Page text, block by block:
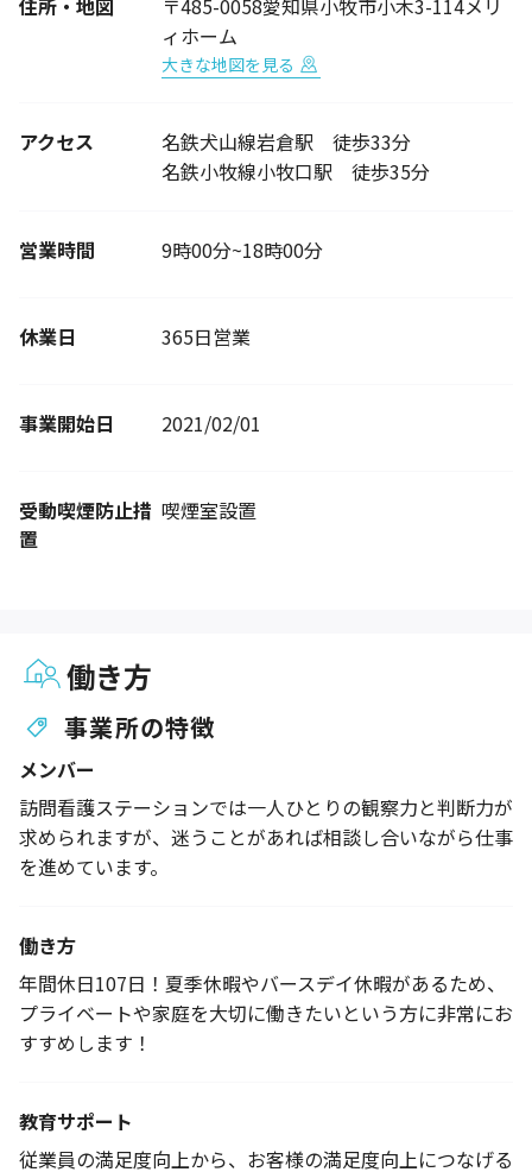
住所・地図
〒485-0058愛知県小牧市小木3-114メリ
ィホーム
大きな地図を見る
アクセス
名鉄犬山線岩倉駅 徒歩33分
名鉄小牧線小牧口駅 徒歩35分
営業時間 9時00分~18時00分
休業日 365日営業
事業開始日 2021/02/01
受動喫煙防止措
置
喫煙室設置
働き方
事業所の特徴
メンバー
訪問看護ステーションでは一人ひとりの観察力と判断力が
求められますが、迷うことがあれば相談し合いながら仕事
を進めています。
働き方
年間休日107日！夏季休暇やバースデイ休暇があるため、
プライベートや家庭を大切に働きたいという方に非常にお
すすめします！
教育サポート
従業員の満足度向上から、お客様の満足度向上につなげる